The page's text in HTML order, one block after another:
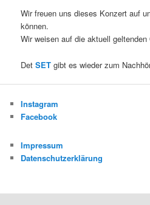
Wir freuen uns dieses Konzert auf
können.
Wir weisen auf die aktuell geltenden
DetSET gibt es wieder zum
Instagram
Facebook
Impressum
Datenschutzerklärung